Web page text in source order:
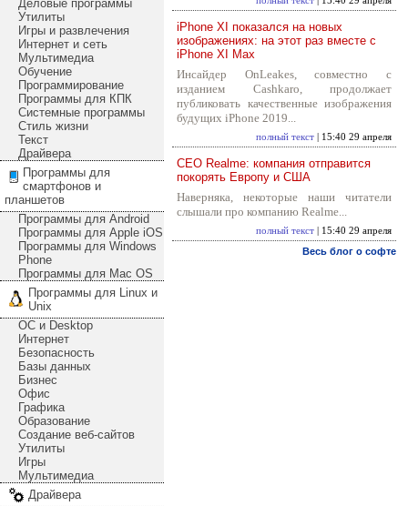
Деловые программы
Утилиты
Игры и развлечения
Интернет и сеть
Мультимедиа
Обучение
Программирование
Программы для КПК
Системные программы
Стиль жизни
Текст
Драйвера
Программы для
смартфонов и
планшетов
Программы для Android
Программы для Apple iOS
Программы для Windows
Phone
Программы для Mac OS
Программы для Linux и
Unix
ОС и Desktop
Интернет
Безопасность
Базы данных
Бизнес
Офис
Графика
Образование
Создание веб-сайтов
Утилиты
Игры
Мультимедиа
Драйвера
iPhone XI показался на новых
изображениях: на этот раз вместе с
iPhone XI Max
Инсайдер OnLeakes, совместно с
изданием Cashkaro, продолжает
публиковать качественные изображения
будущих iPhone 2019...
полный текст | 15:40 29 апреля
CEO Realme: компания отправится
покорять Европу и США
Наверняка, некоторые наши читатели
слышали про компанию Realme...
полный текст | 15:40 29 апреля
Весь блог о софте